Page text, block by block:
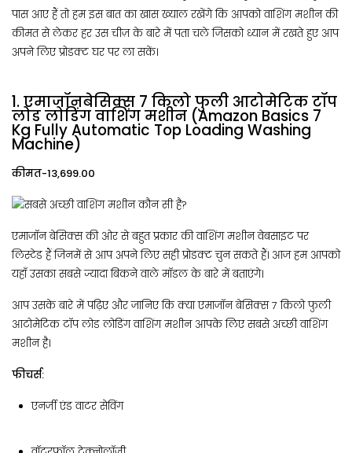
पास आए हैं तो हम इस बात का खास ख्याल रखेंगे कि आपको वाशिंग मशीन की
कीमत से लेकर हर उस चीज़ के बारे में पता चले जिसको ध्यान में रखते हुए आप
अपने लिए प्रोडक्ट घर पर ला सकें।
1. एमाजॉनबेसिक्स 7 किलो फुली आटोमेटिक टॉप
लोड लोडिंग वाशिंग मशीन (Amazon Basics 7
Kg Fully Automatic Top Loading Washing
Machine)
कीमत-₹13,699.00
एमाजॉन बेसिक्स की ओर से बहुत प्रकार की वाशिंग मशीन वेबसाइट पर
लिस्टेड हैं जिनमें से आप अपने लिए सही प्रोडक्ट चुन सकते हैं। आज हम आपको
यहाँ उसका सबसे ज्यादा बिकने वाले मॉडल के बारे में बताएंगे।
आप उसके बारे में पढ़िए और जानिए कि क्या एमाजॉन बेसिक्स 7 किलो फुली
आटोमेटिक टॉप लोड लोडिंग वाशिंग मशीन आपके लिए सबसे अच्छी वाशिंग
मशीन है।
फीचर्स:
एनर्जी एंड वाटर सेविंग